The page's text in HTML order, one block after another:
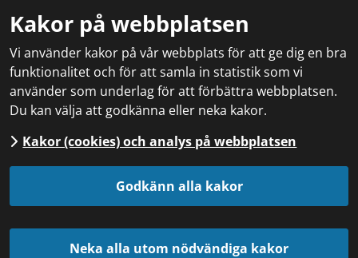
Kakor på webbplatsen
Vi använder kakor på vår webbplats för att ge dig en bra
funktionalitet och för att samla in statistik som vi
använder som underlag för att förbättra webbplatsen.
Du kan välja att godkänna eller neka kakor.
Kakor (cookies) och analys på webbplatsen
Godkänn alla kakor
Neka alla utom nödvändiga kakor